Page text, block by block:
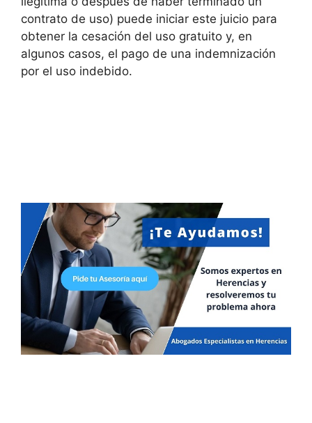
contrato de uso) puede iniciar este juicio para
obtener la cesación del uso gratuito y, en
algunos casos, el pago de una indemnización
por el uso indebido.